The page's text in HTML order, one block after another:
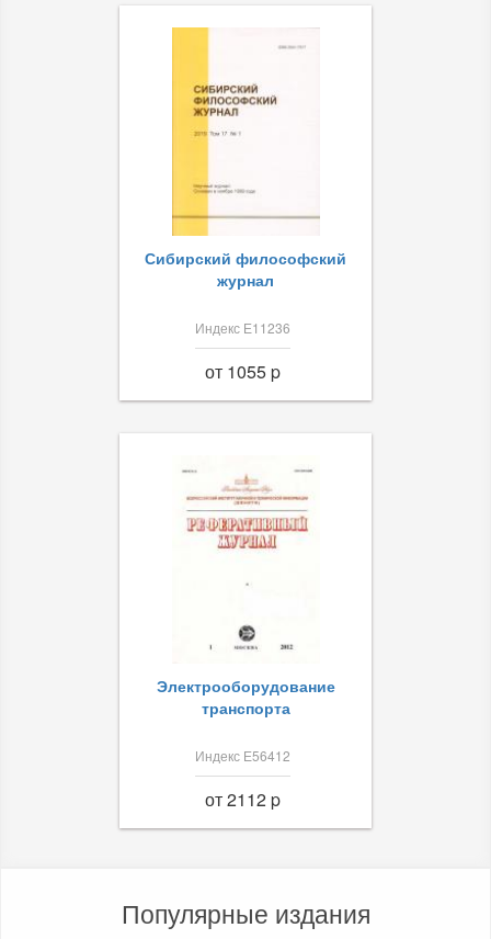
Сибирский философский
журнал
Индекс Е11236
от 1055 p
Электрооборудование
транспорта
Индекс Е56412
от 2112 p
Популярные издания